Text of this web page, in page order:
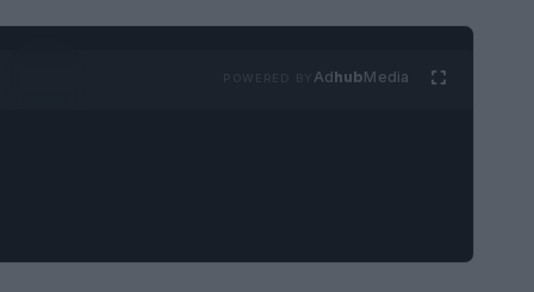
AdhubMedia